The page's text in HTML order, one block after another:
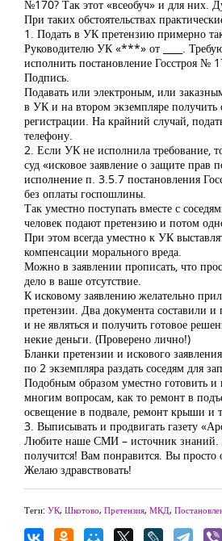
№170? Так этот «всеобуч» и для них.
При таких обстоятельствах
1. Подать в УК претензию примерно
Руководителю УК «***» от ____.
исполнить постановление Госстроя №
Подпись.
Подавать или электроным, или
в УК и на втором экземпляре получить
регистрации. На крайний случай,
телефону.
2. Если УК не исполнила требование,
суд «исковое заявление о защите прав
исполнение п. 3.5.7 постановления
без оплаты госпошлины.
Так уместно поступать вместе с
человек подают претензию и потом
При этом всегда уместно к УК
компенсации морального вреда.
Можно в заявлении прописать, что
дело в ваше отсутствие.
К исковому заявлению желательно
претензии. Два документа составили
и не являться и получить готовое
некие деньги. (Проверено лично!)
Бланки претензии и искового
по 2 экземпляра раздать соседям для
Подобным образом уместно готовить и
многим вопросам, как то ремонт в
освещение в подвале, ремонт крыши и
3. Выписывать и продвигать газету
Любите наше СМИ – источник знаний.
получится! Вам понравится. Вы просто
Желаю здравствовать!
Теги: УК, Шкотово, Претензия, МКД,